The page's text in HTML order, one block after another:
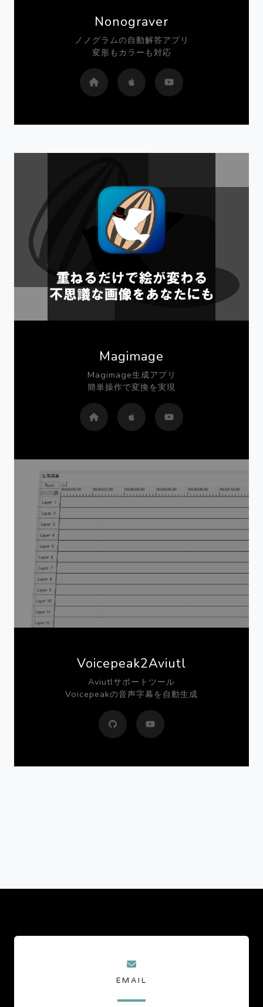
Nonograver
ノノグラムの自動解答アプリ
変形もカラーも対応
Magimage
Magimage生成アプリ
簡単操作で変換を実現
Voicepeak2Aviutl
Aviutlサポートツール
Voicepeakの音声字幕を自動生成
EMAIL